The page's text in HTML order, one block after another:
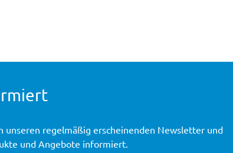
unseren regelmäßig erscheinenden Newsletter und
und Angebote informiert.